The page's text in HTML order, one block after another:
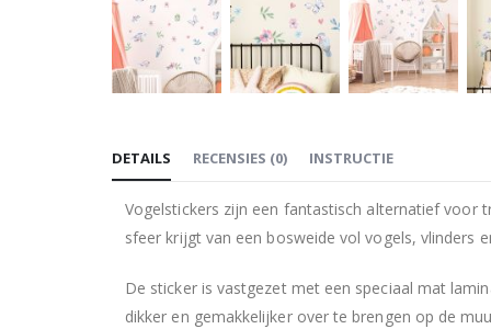
het
van
de
gallerij
DETAILS
Vogelstickers zijn een fantastisch alternatief voor
sfeer krijgt van een bosweide vol vogels, vlinders
De sticker is vastgezet met een speciaal mat
dikker en gemakkelijker over te brengen op de
RECENSIES (0) INSTRUCTIE